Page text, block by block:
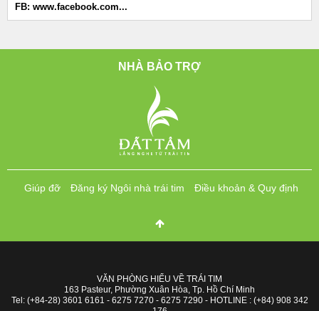
FB: www.facebook.com...
NHÀ BẢO TRỢ
Giúp đỡ Đăng ký Ngôi nhà trái tim Điều khoản & Quy định
VĂN PHÒNG HIỂU VỀ TRÁI TIM
163 Pasteur, Phường Xuân Hòa, Tp. Hồ Chí Minh
Tel: (+84-28) 3601 6161 - 6275 7270 - 6275 7290 - HOTLINE : (+84) 908 342